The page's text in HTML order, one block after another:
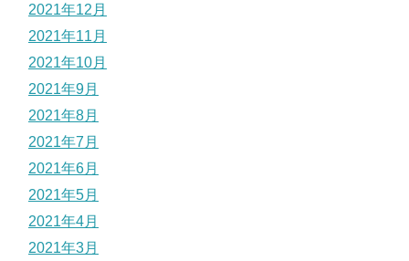
2021年12月
2021年11月
2021年10月
2021年9月
2021年8月
2021年7月
2021年6月
2021年5月
2021年4月
2021年3月